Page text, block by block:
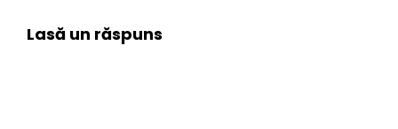
Lasă un răspuns